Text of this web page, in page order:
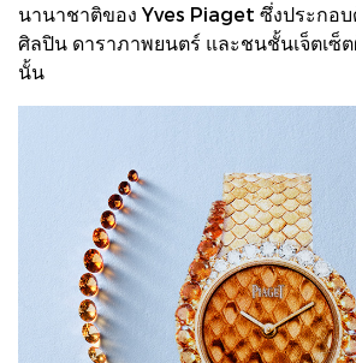
นานาชาติของ Yves Piaget ซึ่งประกอบ
ศิลปิน ดาราภาพยนตร์ และชนชั้นเจ็ตเซ็ต
นั้น